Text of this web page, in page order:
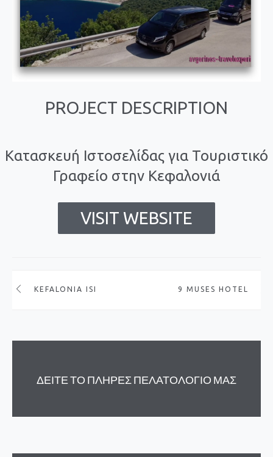
PROJECT DESCRIPTION
Κατασκευή Ιστοσελίδας για Τουριστικό
Γραφείο στην Κεφαλονιά
VISIT WEBSITE
KEFALONIA ISLAND RENTALS 9 MUSES HOTEL
ΔΕΙΤΕ ΤΟ ΠΛΗΡΕΣ ΠΕΛΑΤΟΛΟΓΙΟ ΜΑΣ